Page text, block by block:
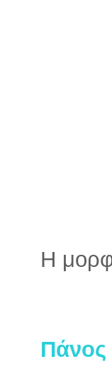
Η
Πάνος